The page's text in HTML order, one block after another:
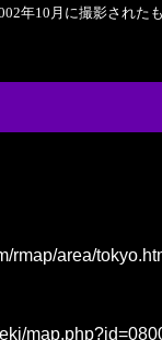
年10月に撮影され
rmap/area/